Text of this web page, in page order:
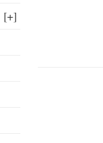
[+]